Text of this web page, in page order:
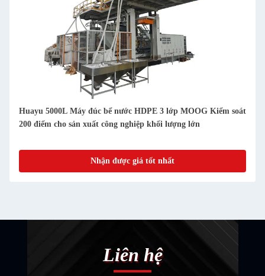
Huayu 5000L Máy đúc bể nước HDPE 3 lớp MOOG Kiểm soát
200 điểm cho sản xuất công nghiệp khối lượng lớn
Nhận được giá tốt nhất
Liên hệ